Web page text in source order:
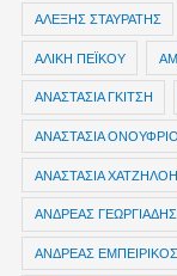
ΑΛΕΞΗΣ ΣΤΑΥΡΑΤΗΣ
ΑΛΙΚΗ ΠΕΪΚΟΥ
ΑΝΑΣΤΑΣΙΑ ΓΚΙΤΣΗ
ΑΝΑΣΤΑΣΙΑ
ΑΝΑΣΤΑΣΙΑ
ΑΝΔΡΕΑΣ ΓΕΩΡΓΙΑΔΗΣ
ΑΝΔΡΕΑΣ ΕΜΠΕΙΡΙΚΟΣ